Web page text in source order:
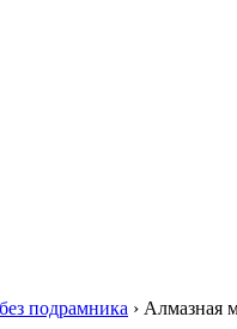
подрамника › Алмазная